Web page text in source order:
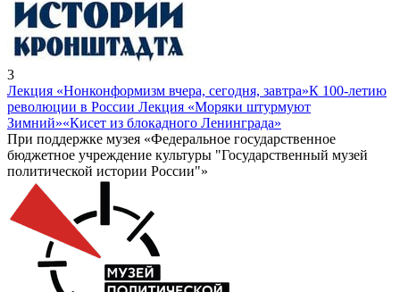
3
Лекция «Нонконформизм вчера, сегодня, завтра»К 100-летию
революции в России Лекция «Моряки штурмуют
Зимний»«Кисет из блокадного Ленинграда»
При поддержке музея «Федеральное государственное
бюджетное учреждение культуры "Государственный музей
политической истории России"»